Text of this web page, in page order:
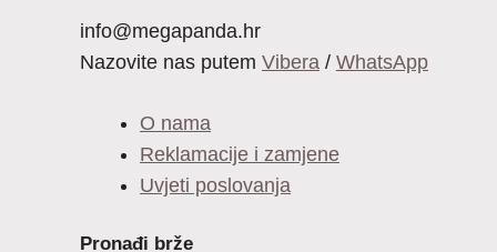
info@megapanda.hr
Nazovite nas putem Vibera / WhatsApp
O nama
Reklamacije i zamjene
Uvjeti poslovanja
Pronađi brže